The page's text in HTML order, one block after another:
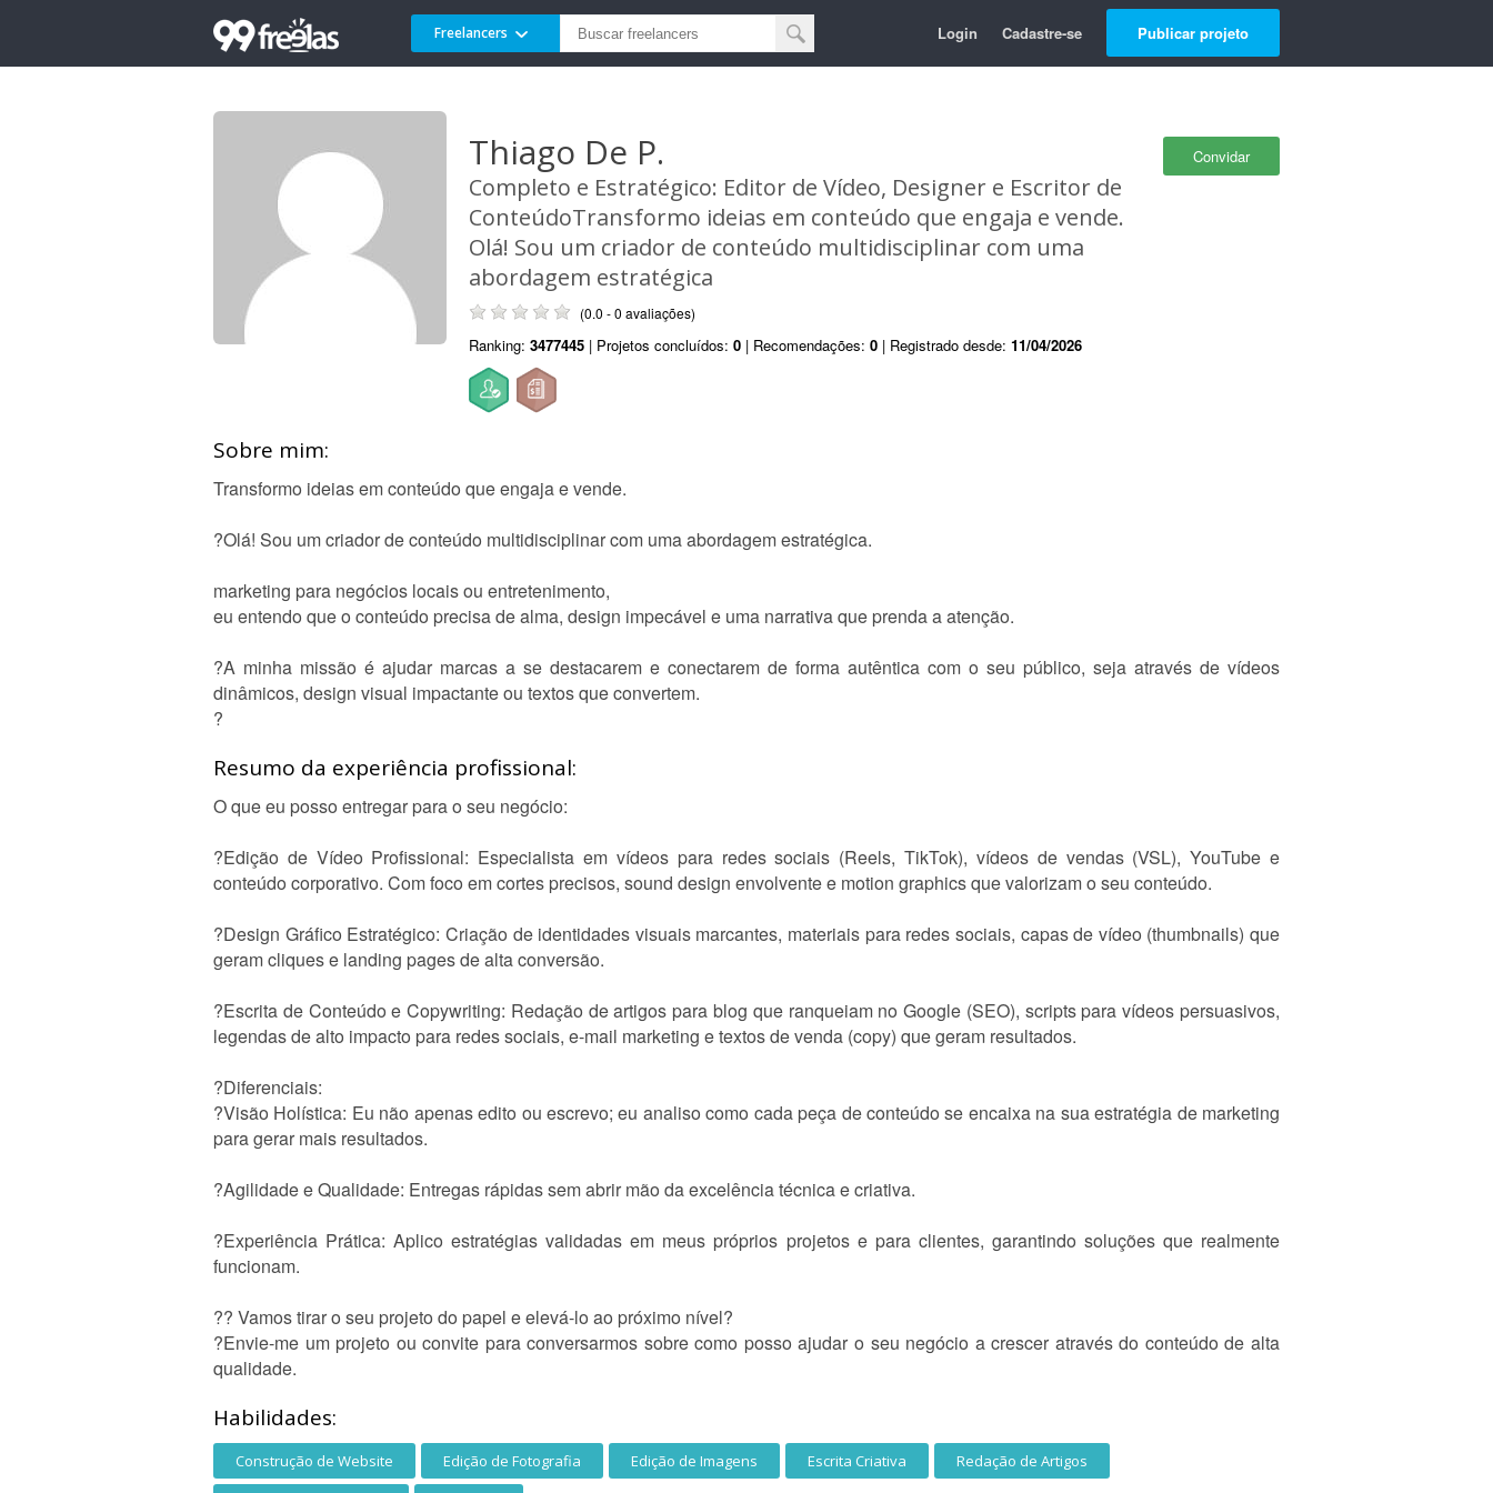
Freelancers Login Cadastre-se Publicar projeto
Convidar
Thiago De P.
Completo e Estratégico: Editor de Vídeo, Designer e Escritor de
ConteúdoTransformo ideias em conteúdo que engaja e vende.
Olá! Sou um criador de conteúdo multidisciplinar com uma
abordagem estratégica
(0.0 - 0 avaliações)
Ranking: 3477445 | Projetos concluídos: 0 | Recomendações: 0 | Registrado desde: 11/04/2026
Sobre mim:
Transformo ideias em conteúdo que engaja e vende.
?Olá! Sou um criador de conteúdo multidisciplinar com uma abordagem estratégica.
marketing para negócios locais ou entretenimento,
eu entendo que o conteúdo precisa de alma, design impecável e uma narrativa que prenda a atenção.
?A minha missão é ajudar marcas a se destacarem e conectarem de forma autêntica com o seu público, seja através de vídeos
dinâmicos, design visual impactante ou textos que convertem.
?
Resumo da experiência profissional:
O que eu posso entregar para o seu negócio:
?Edição de Vídeo Profissional: Especialista em vídeos para redes sociais (Reels, TikTok), vídeos de vendas (VSL), YouTube e
conteúdo corporativo. Com foco em cortes precisos, sound design envolvente e motion graphics que valorizam o seu conteúdo.
?Design Gráfico Estratégico: Criação de identidades visuais marcantes, materiais para redes sociais, capas de vídeo (thumbnails) que
geram cliques e landing pages de alta conversão.
?Escrita de Conteúdo e Copywriting: Redação de artigos para blog que ranqueiam no Google (SEO), scripts para vídeos persuasivos,
legendas de alto impacto para redes sociais, e-mail marketing e textos de venda (copy) que geram resultados.
?Diferenciais:
?Visão Holística: Eu não apenas edito ou escrevo; eu analiso como cada peça de conteúdo se encaixa na sua estratégia de marketing
para gerar mais resultados.
?Agilidade e Qualidade: Entregas rápidas sem abrir mão da excelência técnica e criativa.
?Experiência Prática: Aplico estratégias validadas em meus próprios projetos e para clientes, garantindo soluções que realmente
funcionam.
?? Vamos tirar o seu projeto do papel e elevá-lo ao próximo nível?
?Envie-me um projeto ou convite para conversarmos sobre como posso ajudar o seu negócio a crescer através do conteúdo de alta
qualidade.
Habilidades:
Construção de Website Edição de Fotografia Edição de Imagens Escrita Criativa Redação de Artigos